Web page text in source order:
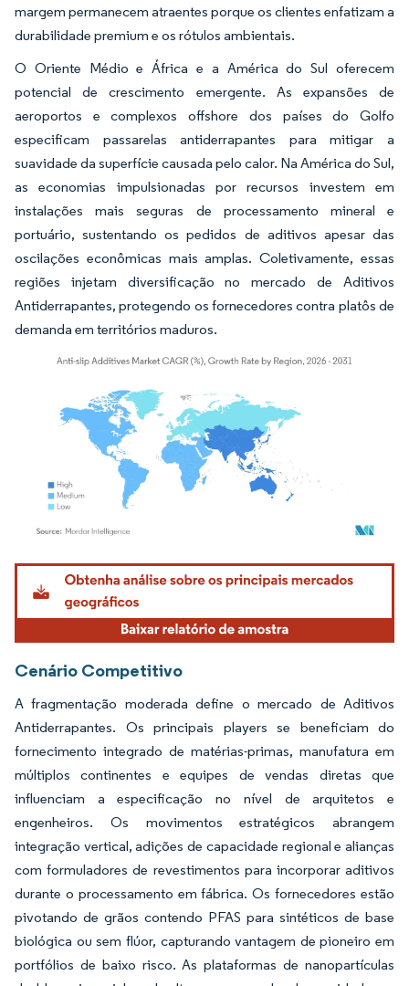
margem permanecem atraentes porque os clientes enfatizam a
durabilidade premium e os rótulos ambientais.
O Oriente Médio e África e a América do Sul oferecem
potencial de crescimento emergente. As expansões de
aeroportos e complexos offshore dos países do Golfo
especificam passarelas antiderrapantes para mitigar a
suavidade da superfície causada pelo calor. Na América do Sul,
as economias impulsionadas por recursos investem em
instalações mais seguras de processamento mineral e
portuário, sustentando os pedidos de aditivos apesar das
oscilações econômicas mais amplas. Coletivamente, essas
regiões injetam diversificação no mercado de Aditivos
Antiderrapantes, protegendo os fornecedores contra platôs de
demanda em territórios maduros.
Imagem © Mordor Intelligence. O reuso requer atribuição conforme CC BY 4.0.
Cenário Competitivo
A fragmentação moderada define o mercado de Aditivos
Antiderrapantes. Os principais players se beneficiam do
fornecimento integrado de matérias-primas, manufatura em
múltiplos continentes e equipes de vendas diretas que
influenciam a especificação no nível de arquitetos e
engenheiros. Os movimentos estratégicos abrangem
integração vertical, adições de capacidade regional e alianças
com formuladores de revestimentos para incorporar aditivos
durante o processamento em fábrica. Os fornecedores estão
pivotando de grãos contendo PFAS para sintéticos de base
biológica ou sem flúor, capturando vantagem de pioneiro em
portfólios de baixo risco. As plataformas de nanopartículas